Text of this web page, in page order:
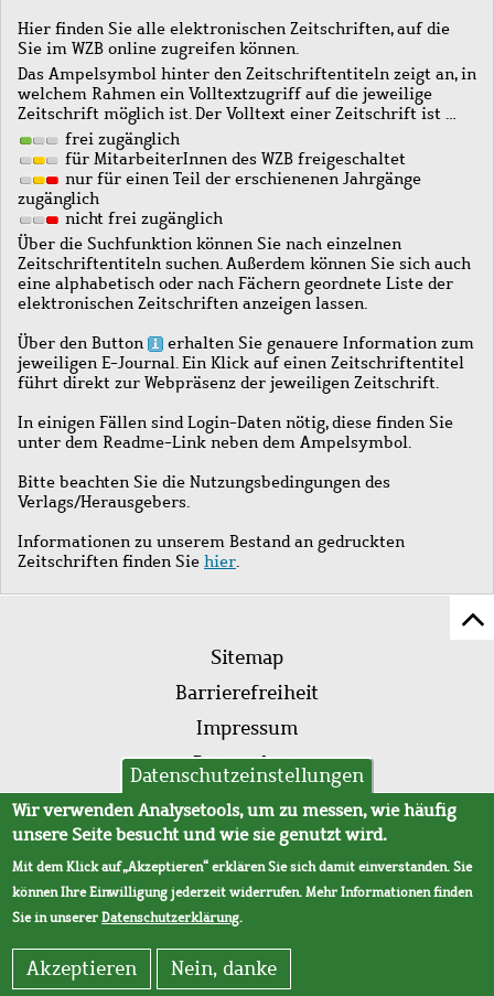
Hier finden Sie alle elektronischen Zeitschriften, auf die
Sie im WZB online zugreifen können.
Das Ampelsymbol hinter den Zeitschriftentiteln zeigt an, in
welchem Rahmen ein Volltextzugriff auf die jeweilige
Zeitschrift möglich ist. Der Volltext einer Zeitschrift ist …
frei zugänglich
für MitarbeiterInnen des WZB freigeschaltet
nur für einen Teil der erschienenen Jahrgänge
zugänglich
nicht frei zugänglich
Über die Suchfunktion können Sie nach einzelnen
Zeitschriftentiteln suchen. Außerdem können Sie sich auch
eine alphabetisch oder nach Fächern geordnete Liste der
elektronischen Zeitschriften anzeigen lassen.
Über den Button
erhalten Sie genauere Information zum
jeweiligen E-Journal. Ein Klick auf einen Zeitschriftentitel
führt direkt zur Webpräsenz der jeweiligen Zeitschrift.
In einigen Fällen sind Login-Daten nötig, diese finden Sie
unter dem Readme-Link neben dem Ampelsymbol.
Bitte beachten Sie die Nutzungsbedingungen des
Verlags/Herausgebers.
Informationen zu unserem Bestand an gedruckten
Zeitschriften finden Sie hier.
Fußleistenmenü
Sitemap
Barrierefreiheit
Impressum
Datenschutz
AVB
Datenschutzeinstellungen
Wir verwenden Analysetools, um zu messen, wie häufig
unsere Seite besucht und wie sie genutzt wird.
Mit dem Klick auf „Akzeptieren“ erklären Sie sich damit einverstanden. Sie
können Ihre Einwilligung jederzeit widerrufen. Mehr Informationen finden
Sie in unsererDatenschutzerklärung.
Akzeptieren Nein, danke